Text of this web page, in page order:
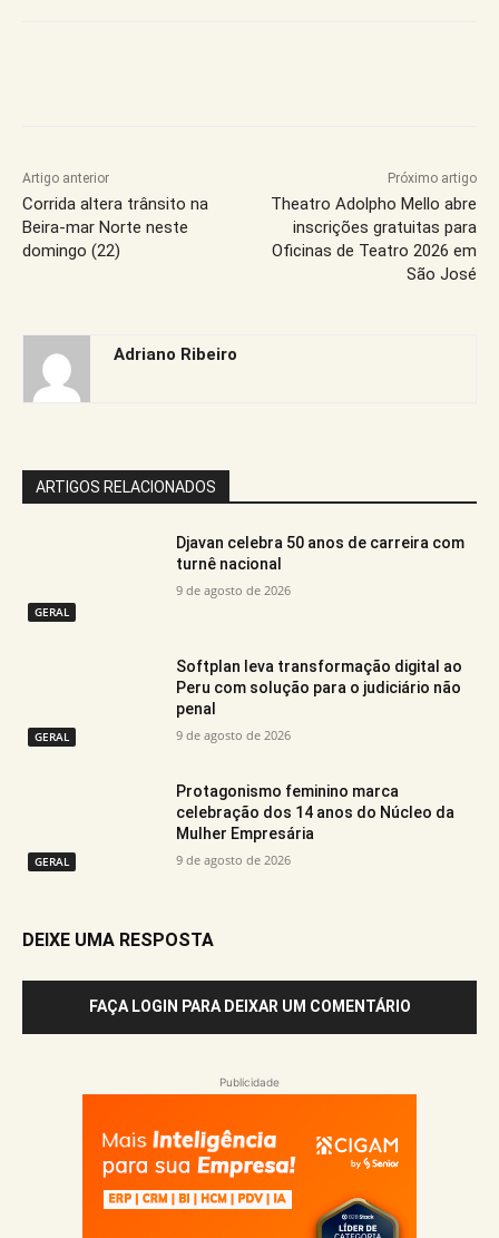
Artigo anterior
Corrida altera trânsito na
Beira-mar Norte neste
domingo (22)
Próximo artigo
Theatro Adolpho Mello abre
inscrições gratuitas para
Oficinas de Teatro 2026 em
São José
Adriano Ribeiro
ARTIGOS RELACIONADOS
GERAL
Djavan celebra 50 anos de carreira com
turnê nacional
9 de agosto de 2026
GERAL
Softplan leva transformação digital ao
Peru com solução para o judiciário não
penal
9 de agosto de 2026
GERAL
Protagonismo feminino marca
celebração dos 14 anos do Núcleo da
Mulher Empresária
9 de agosto de 2026
DEIXE UMA RESPOSTA
FAÇA LOGIN PARA DEIXAR UM COMENTÁRIO
Publicidade